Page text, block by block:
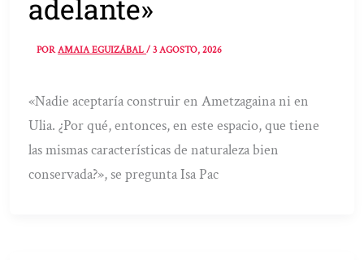
adelante»
PORAMAIA EGUIZÁBAL/3 AGOSTO, 2026
«Nadie aceptaría construir en Ametzagaina ni en
Ulia. ¿Por qué, entonces, en este espacio, que tiene
las mismas características de naturaleza bien
conservada?», se pregunta Isa Pac